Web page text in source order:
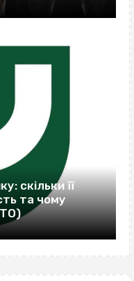
скільки її
та чому